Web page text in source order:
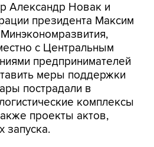
Александр Новак и
президента Максим
Минэкономразвития,
с Центральным
предпринимателей
меры поддержки
пострадали в
комплексы
проекты актов,
запуска.